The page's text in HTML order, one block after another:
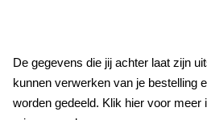
De gegevens die jij achter laat zijn
kunnen verwerken van je bestelling
worden gedeeld. Klik hier voor meer